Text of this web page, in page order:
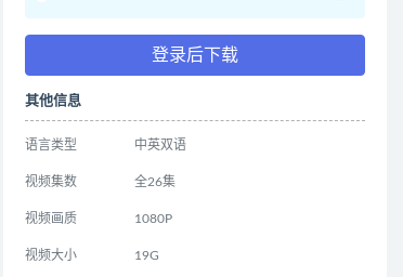
登录后下载
其他信息
语言类型 中英双语
视频集数 全26集
视频画质 1080P
视频大小 19G